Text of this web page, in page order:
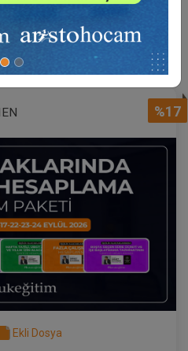
Medeni Hukuk
1290 TL / Aylık
%17
Ekli Dosya